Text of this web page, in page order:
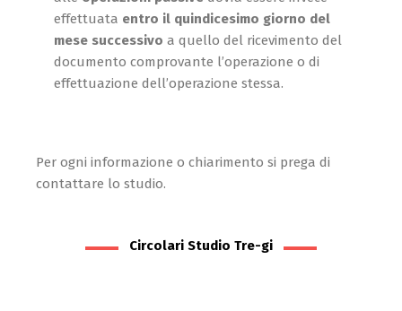
effettuata entro il quindicesimo giorno del
mese successivo a quello del ricevimento del
documento comprovante l’operazione o di
effettuazione dell’operazione stessa.
Per ogni informazione o chiarimento si prega di
contattare lo studio.
Circolari Studio Tre-gi